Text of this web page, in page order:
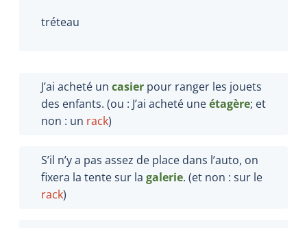
tréteau
J’ai acheté un casier pour ranger les jouets
des enfants. (ou : J’ai acheté uneétagère; et
non : un rack)
S’il n’y a pas assez de place dans l’auto, on
fixera la tente sur la galerie. (et non : sur le
rack)